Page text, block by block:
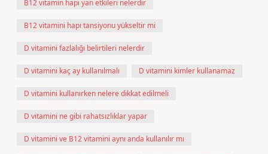
B12 vitamin hapı yan etkileri nelerdir
B12 vitamini hapı tansiyonu yükseltir mi
D vitamini fazlalığı belirtileri nelerdir
D vitamini kaç ay kullanılmalı D vitamini kimler kullanamaz
D vitamini kullanırken nelere dikkat edilmeli
D vitamini ne gibi rahatsızlıklar yapar
D vitamini ve B12 vitamini aynı anda kullanılır mı